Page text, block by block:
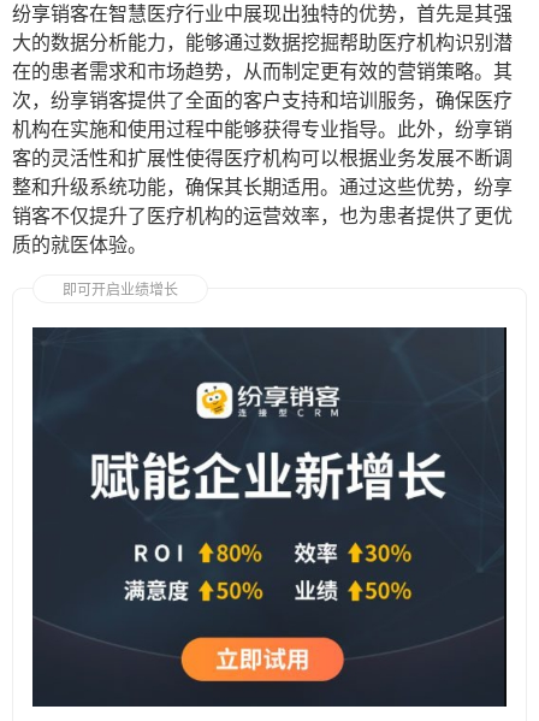
纷享销客在智慧医疗行业中展现出独特的优势，首先是其强
大的数据分析能力，能够通过数据挖掘帮助医疗机构识别潜
在的患者需求和市场趋势，从而制定更有效的营销策略。其
次，纷享销客提供了全面的客户支持和培训服务，确保医疗
机构在实施和使用过程中能够获得专业指导。此外，纷享销
客的灵活性和扩展性使得医疗机构可以根据业务发展不断调
整和升级系统功能，确保其长期适用。通过这些优势，纷享
销客不仅提升了医疗机构的运营效率，也为患者提供了更优
质的就医体验。
即可开启业绩增长